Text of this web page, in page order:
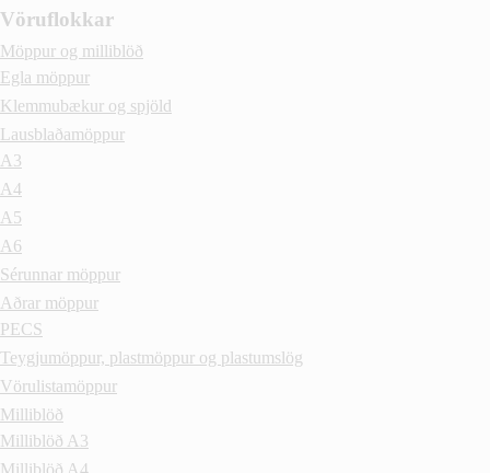
Vöruflokkar
Möppur og milliblöð
Egla möppur
Klemmubækur og spjöld
Lausblaðamöppur
A3
A4
A5
A6
Sérunnar möppur
Aðrar möppur
PECS
Teygjumöppur, plastmöppur og plastumslög
Vörulistamöppur
Milliblöð
Milliblöð A3
Milliblöð A4